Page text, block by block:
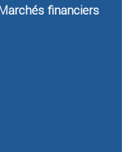
financiers